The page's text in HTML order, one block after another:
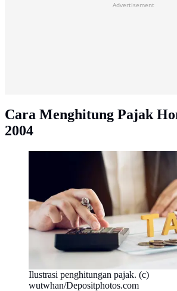
Advertisement
Cara Menghitung Pajak
2004
Ilustrasi penghitungan pajak. (c)
wutwhan/Depositphotos.com